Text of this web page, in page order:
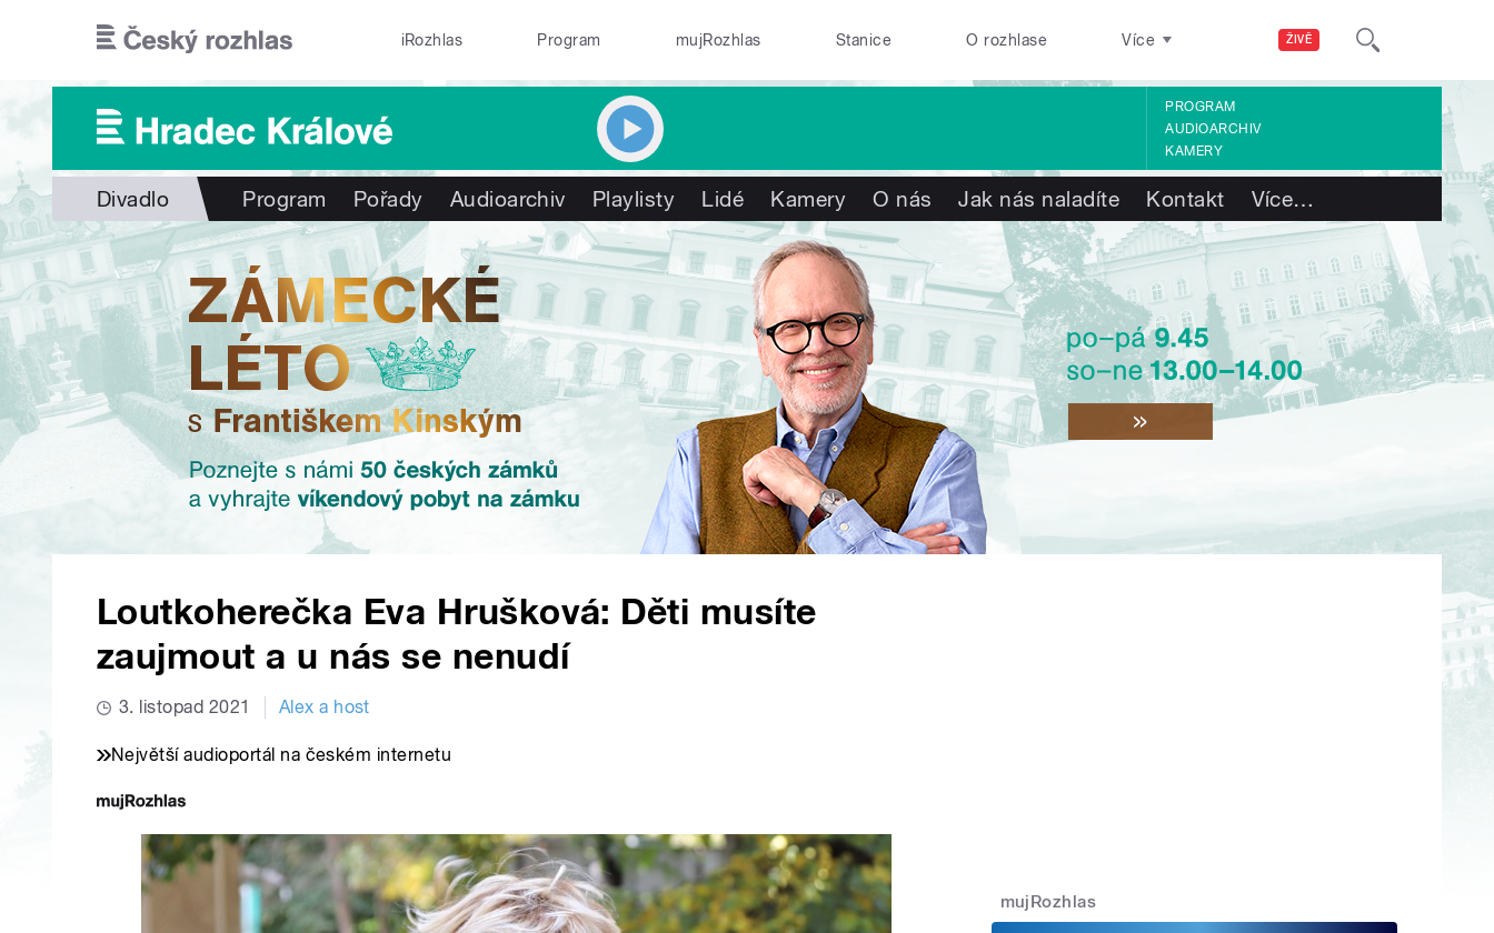
ŽIVĚ
iRozhlas Program mujRozhlas Stanice O rozhlase Více
PROGRAM
AUDIOARCHIV
KAMERY
Divadlo Program Pořady Audioarchiv Playlisty Lidé Kamery O nás Jak nás naladíte Kontakt Více…
Loutkoherečka Eva Hrušková: Děti musíte
zaujmout a u nás se nenudí
3. listopad 2021 Alex a host
Největší audioportál na českém internetu
mujRozhlas